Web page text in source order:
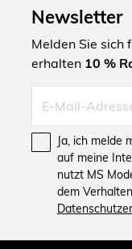
Newsletter
Melden Sie sich
erhalten 10 %
Ja, ich melde
auf meine
nutzt MS
dem